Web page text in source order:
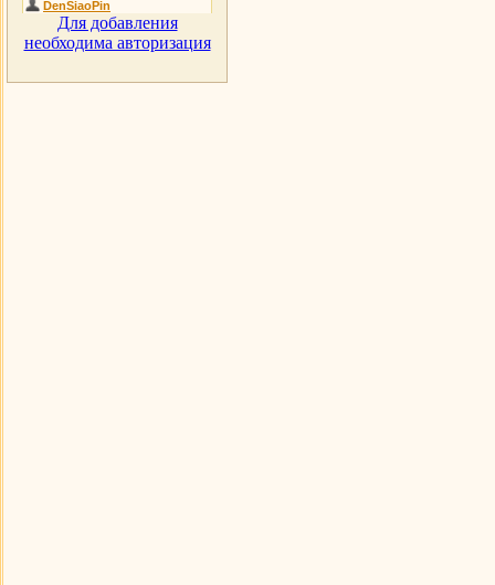
Для добавления
необходима авторизация